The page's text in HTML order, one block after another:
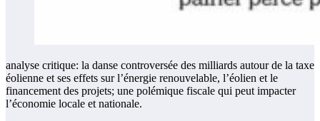
analyse critique: la danse controversée des milliards autour de la taxe
éolienne et ses effets sur l’énergie renouvelable, l’éolien et le
financement des projets; une polémique fiscale qui peut impacter
l’économie locale et nationale.